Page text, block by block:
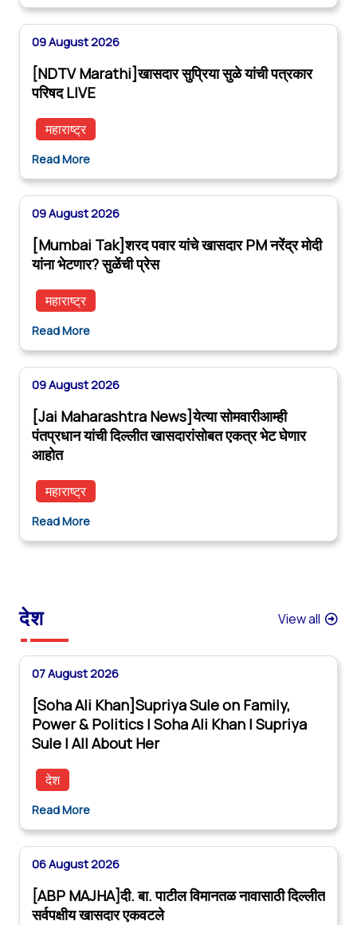
09 August 2026
[NDTV Marathi]खासदार सुप्रिया सुळे यांची पत्रकार
परिषद LIVE
महाराष्ट्र
Read More
09 August 2026
[Mumbai Tak]शरद पवार यांचे खासदार PM नरेंद्र मोदी
यांना भेटणार? सुळेंची प्रेस
महाराष्ट्र
Read More
09 August 2026
[Jai Maharashtra News]येत्या सोमवारीआम्ही
पंतप्रधान यांची दिल्लीत खासदारांसोबत एकत्र भेट घेणार
आहोत
महाराष्ट्र
Read More
देश View all
07 August 2026
[Soha Ali Khan]Supriya Sule on Family,
Power & Politics | Soha Ali Khan | Supriya
Sule | All About Her
देश
Read More
06 August 2026
[ABP MAJHA]दी. बा. पाटील विमानतळ नावासाठी दिल्लीत
सर्वपक्षीय खासदार एकवटले